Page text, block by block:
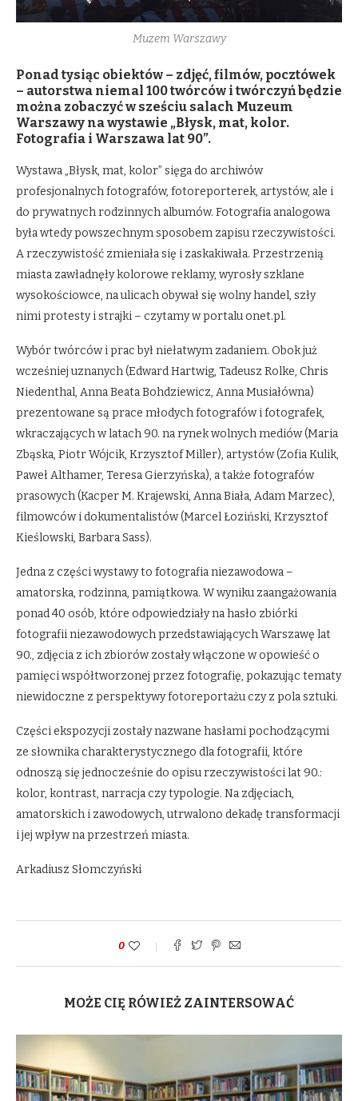
Muzem Warszawy
Ponad tysiąc obiektów – zdjęć, filmów, pocztówek
– autorstwa niemal 100 twórców i twórczyń będzie
można zobaczyć w sześciu salach Muzeum
Warszawy na wystawie „Błysk, mat, kolor.
Fotografia i Warszawa lat 90”.
Wystawa „Błysk, mat, kolor” sięga do archiwów
profesjonalnych fotografów, fotoreporterek, artystów, ale i
do prywatnych rodzinnych albumów. Fotografia analogowa
była wtedy powszechnym sposobem zapisu rzeczywistości.
A rzeczywistość zmieniała się i zaskakiwała. Przestrzenią
miasta zawładnęły kolorowe reklamy, wyrosły szklane
wysokościowce, na ulicach obywał się wolny handel, szły
nimi protesty i strajki – czytamy w portalu onet.pl.
Wybór twórców i prac był niełatwym zadaniem. Obok już
wcześniej uznanych (Edward Hartwig, Tadeusz Rolke, Chris
Niedenthal, Anna Beata Bohdziewicz, Anna Musiałówna)
prezentowane są prace młodych fotografów i fotografek,
wkraczających w latach 90. na rynek wolnych mediów (Maria
Zbąska, Piotr Wójcik, Krzysztof Miller), artystów (Zofia Kulik,
Paweł Althamer, Teresa Gierzyńska), a także fotografów
prasowych (Kacper M. Krajewski, Anna Biała, Adam Marzec),
filmowców i dokumentalistów (Marcel Łoziński, Krzysztof
Kieślowski, Barbara Sass).
Jedna z części wystawy to fotografia niezawodowa –
amatorska, rodzinna, pamiątkowa. W wyniku zaangażowania
ponad 40 osób, które odpowiedziały na hasło zbiórki
fotografii niezawodowych przedstawiających Warszawę lat
90., zdjęcia z ich zbiorów zostały włączone w opowieść o
pamięci współtworzonej przez fotografię, pokazując tematy
niewidoczne z perspektywy fotoreportażu czy z pola sztuki.
Części ekspozycji zostały nazwane hasłami pochodzącymi
ze słownika charakterystycznego dla fotografii, które
odnoszą się jednocześnie do opisu rzeczywistości lat 90.:
kolor, kontrast, narracja czy typologie. Na zdjęciach,
amatorskich i zawodowych, utrwalono dekadę transformacji
i jej wpływ na przestrzeń miasta.
Arkadiusz Słomczyński
0
MOŻE CIĘ RÓWIEŻ ZAINTERSOWAĆ